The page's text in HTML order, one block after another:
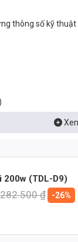
thông số kỹ
U, đinh ốc
Philips
200w (TDL-D9)
₫
-26%